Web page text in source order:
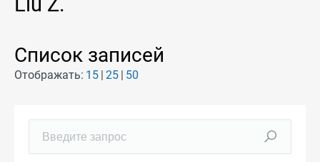
Список записей
Отображать: 15 25 50